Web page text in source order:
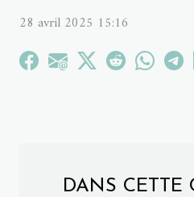
28 avril 2025 15:16
DANS CETTE